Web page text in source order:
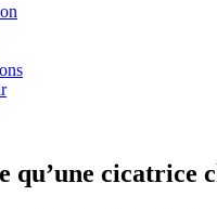
qu’une cicatrice